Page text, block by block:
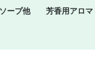
ープ他 芳香用アロマ